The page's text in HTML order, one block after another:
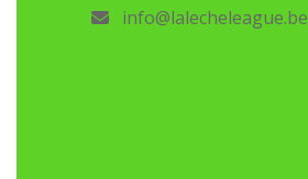
info@lalecheleague.be